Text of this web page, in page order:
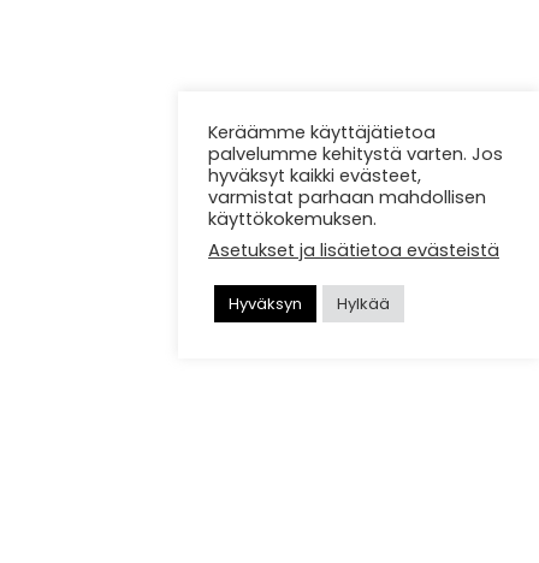
Keräämme käyttäjätietoa
palvelumme kehitystä varten. Jos
hyväksyt kaikki evästeet,
varmistat parhaan mahdollisen
käyttökokemuksen.
Asetukset ja lisätietoa evästeistä
Hyväksyn Hylkää